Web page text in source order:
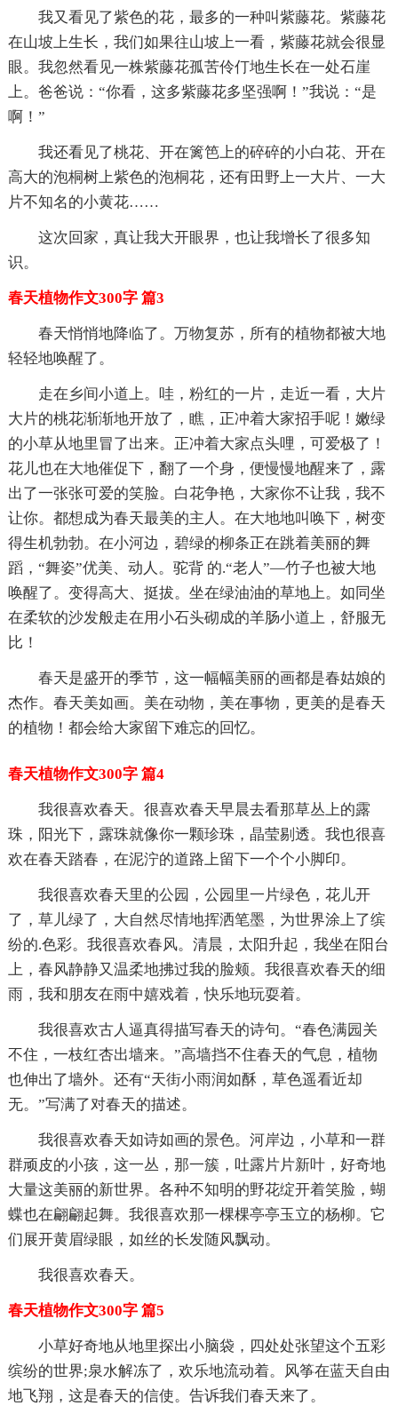
我又看见了紫色的花，最多的一种叫紫藤花。紫藤花
在山坡上生长，我们如果往山坡上一看，紫藤花就会很显
眼。我忽然看见一株紫藤花孤苦伶仃地生长在一处石崖
上。爸爸说：“你看，这多紫藤花多坚强啊！”我说：“是
啊！”
我还看见了桃花、开在篱笆上的碎碎的小白花、开在
高大的泡桐树上紫色的泡桐花，还有田野上一大片、一大
片不知名的小黄花……
这次回家，真让我大开眼界，也让我增长了很多知
识。
春天植物作文300字 篇3
春天悄悄地降临了。万物复苏，所有的植物都被大地
轻轻地唤醒了。
走在乡间小道上。哇，粉红的一片，走近一看，大片
大片的桃花渐渐地开放了，瞧，正冲着大家招手呢！嫩绿
的小草从地里冒了出来。正冲着大家点头哩，可爱极了！
花儿也在大地催促下，翻了一个身，便慢慢地醒来了，露
出了一张张可爱的笑脸。白花争艳，大家你不让我，我不
让你。都想成为春天最美的主人。在大地地叫唤下，树变
得生机勃勃。在小河边，碧绿的柳条正在跳着美丽的舞
蹈，“舞姿”优美、动人。驼背 的.“老人”—竹子也被大地
唤醒了。变得高大、挺拔。坐在绿油油的草地上。如同坐
在柔软的沙发般走在用小石头砌成的羊肠小道上，舒服无
比！
春天是盛开的季节，这一幅幅美丽的画都是春姑娘的
杰作。春天美如画。美在动物，美在事物，更美的是春天
的植物！都会给大家留下难忘的回忆。
春天植物作文300字 篇4
我很喜欢春天。很喜欢春天早晨去看那草丛上的露
珠，阳光下，露珠就像你一颗珍珠，晶莹剔透。我也很喜
欢在春天踏春，在泥泞的道路上留下一个个小脚印。
我很喜欢春天里的公园，公园里一片绿色，花儿开
了，草儿绿了，大自然尽情地挥洒笔墨，为世界涂上了缤
纷的.色彩。我很喜欢春风。清晨，太阳升起，我坐在阳台
上，春风静静又温柔地拂过我的脸颊。我很喜欢春天的细
雨，我和朋友在雨中嬉戏着，快乐地玩耍着。
我很喜欢古人逼真得描写春天的诗句。“春色满园关
不住，一枝红杏出墙来。”高墙挡不住春天的气息，植物
也伸出了墙外。还有“天街小雨润如酥，草色遥看近却
无。”写满了对春天的描述。
我很喜欢春天如诗如画的景色。河岸边，小草和一群
群顽皮的小孩，这一丛，那一簇，吐露片片新叶，好奇地
大量这美丽的新世界。各种不知明的野花绽开着笑脸，蝴
蝶也在翩翩起舞。我很喜欢那一棵棵亭亭玉立的杨柳。它
们展开黄眉绿眼，如丝的长发随风飘动。
我很喜欢春天。
春天植物作文300字 篇5
小草好奇地从地里探出小脑袋，四处处张望这个五彩
缤纷的世界;泉水解冻了，欢乐地流动着。风筝在蓝天自由
地飞翔，这是春天的信使。告诉我们春天来了。